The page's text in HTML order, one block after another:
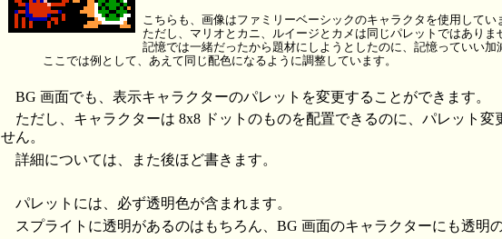
こちらも、画像はファミリーベーシックのキャラクタを使用してい
ただし、マリオとカニ、ルイージとカメは同じパレットではありま
記憶では一緒だったから題材にしようとしたのに、記憶っていい加
ここでは例として、あえて同じ配色になるように調整しています。
BG 画面でも、表示キャラクターのパレットを変更することができます。
ただし、キャラクターは 8x8 ドットのものを配置できるのに、パレット変
せん。
詳細については、また後ほど書きます。
パレットには、必ず透明色が含まれます。
スプライトに透明があるのはもちろん、BG 画面のキャラクターにも透明